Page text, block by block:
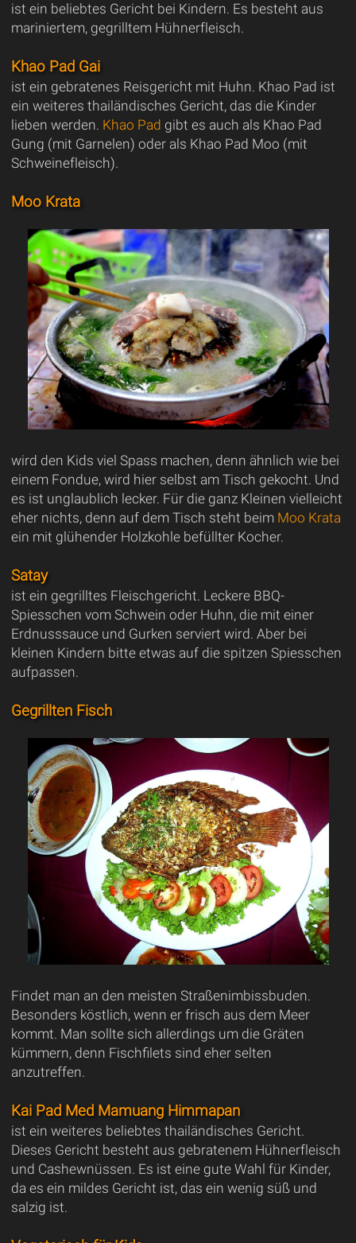
ist ein beliebtes Gericht bei Kindern. Es besteht aus
mariniertem, gegrilltem Hühnerfleisch.
Khao Pad Gai
ist ein gebratenes Reisgericht mit Huhn. Khao Pad ist
ein weiteres thailändisches Gericht, das die Kinder
lieben werden. Khao Pad gibt es auch als Khao Pad
Gung (mit Garnelen) oder als Khao Pad Moo (mit
Schweinefleisch).
Moo Krata
wird den Kids viel Spass machen, denn ähnlich wie bei
einem Fondue, wird hier selbst am Tisch gekocht. Und
es ist unglaublich lecker. Für die ganz Kleinen vielleicht
eher nichts, denn auf dem Tisch steht beim Moo Krata
ein mit glühender Holzkohle befüllter Kocher.
Satay
ist ein gegrilltes Fleischgericht. Leckere BBQ-
Spiesschen vom Schwein oder Huhn, die mit einer
Erdnusssauce und Gurken serviert wird. Aber bei
kleinen Kindern bitte etwas auf die spitzen Spiesschen
aufpassen.
Gegrillten Fisch
Findet man an den meisten Straßenimbissbuden.
Besonders köstlich, wenn er frisch aus dem Meer
kommt. Man sollte sich allerdings um die Gräten
kümmern, denn Fischfilets sind eher selten
anzutreffen.
Kai Pad Med Mamuang Himmapan
ist ein weiteres beliebtes thailändisches Gericht.
Dieses Gericht besteht aus gebratenem Hühnerfleisch
und Cashewnüssen. Es ist eine gute Wahl für Kinder,
da es ein mildes Gericht ist, das ein wenig süß und
salzig ist.